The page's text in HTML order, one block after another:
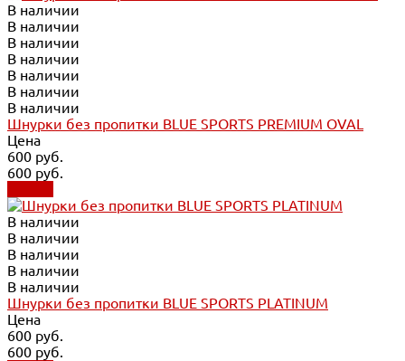
В наличии
В наличии
В наличии
В наличии
В наличии
В наличии
В наличии
Шнурки без пропитки BLUE SPORTS PREMIUM OVAL
Цена
600 руб.
600 руб.
В наличии
В наличии
В наличии
В наличии
В наличии
Шнурки без пропитки BLUE SPORTS PLATINUM
Цена
600 руб.
600 руб.